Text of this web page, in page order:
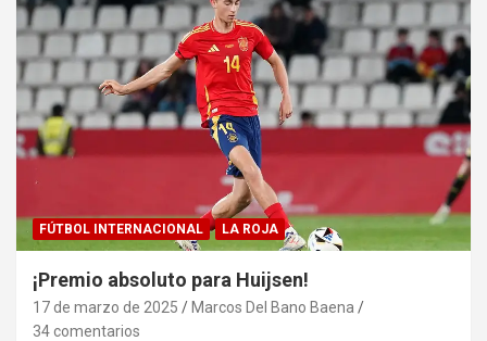
FÚTBOL INTERNACIONAL LA ROJA
¡Premio absoluto para Huijsen!
17 de marzo de 2025
Marcos Del Bano Baena
34 comentarios